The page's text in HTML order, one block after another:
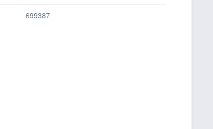
699387